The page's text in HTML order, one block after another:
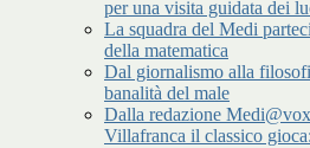
per una visita guidata dei
La squadra del Medi
della matematica
Dal giornalismo alla
banalità del male
Dalla redazione
Villafranca il classico